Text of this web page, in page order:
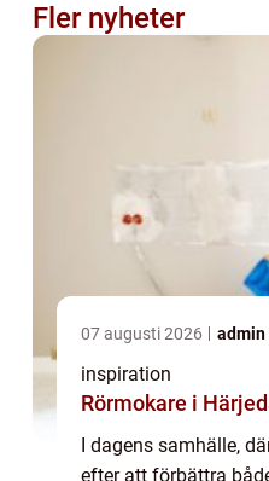
Fler nyheter
07 augusti 2026 admin
inspiration
Rörmokare i
I dagens samhälle,
efter att förbättra